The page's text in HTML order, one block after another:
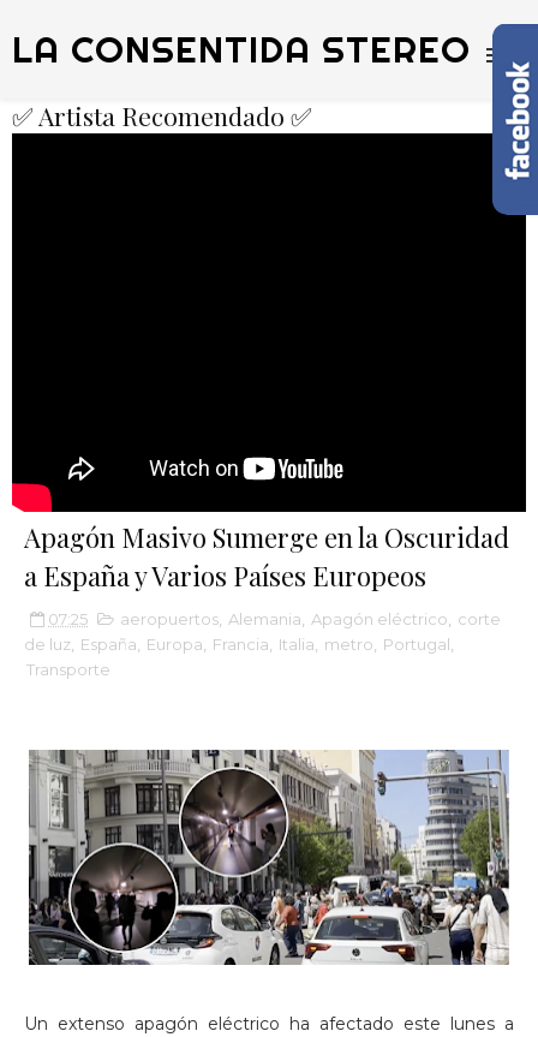
LA CONSENTIDA STEREO
✅ Artista Recomendado ✅
Apagón Masivo Sumerge en la Oscuridad
a España y Varios Países Europeos
07:25 aeropuertos Alemania Apagón eléctrico
corte
de luz España Europa Francia Italia metro Portugal
Transporte
Un extenso apagón eléctrico ha afectado este lunes a